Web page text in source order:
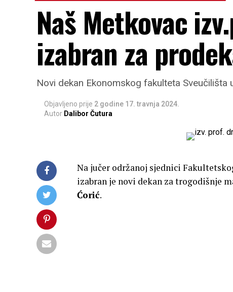
Naš Metkovac
izabran za
Novi dekan Ekonomskog fakulteta
Objavljeno prije 2 godine 17. travnja 2024.
Autor Dalibor Čutura
Na jučer održanoj sjednici
izabran je novi dekan za trogodišnje
Ćorić.